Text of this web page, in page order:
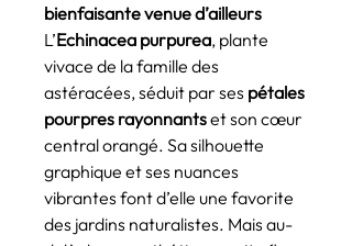
bienfaisante venue d’ailleurs
L’Echinacea purpurea, plante
vivace de la famille des
astéracées, séduit par ses pétales
pourpres rayonnantset son cœur
central orangé. Sa silhouette
graphique et ses nuances
vibrantes font d’elle une favorite
des jardins naturalistes. Mais au-